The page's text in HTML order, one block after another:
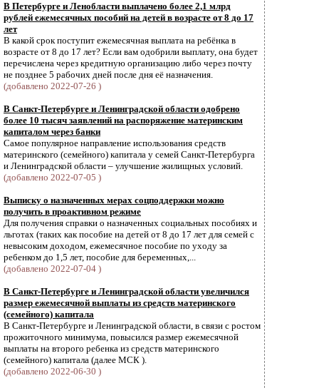
В Петербурге и Ленобласти выплачено более 2,1 млрд
рублей ежемесячных пособий на детей в возрасте от 8 до 17
лет
В какой срок поступит ежемесячная выплата на ребёнка в
возрасте от 8 до 17 лет? Если вам одобрили выплату, она будет
перечислена через кредитную организацию либо через почту
не позднее 5 рабочих дней после дня её назначения.
(добавлено 2022-07-26 )
В Санкт-Петербурге и Ленинградской области одобрено
более 10 тысяч заявлений на распоряжение материнским
капиталом через банки
Самое популярное направление использования средств
материнского (семейного) капитала у семей Санкт-Петербурга
и Ленинградской области – улучшение жилищных условий.
(добавлено 2022-07-05 )
Выписку о назначенных мерах соцподдержки можно
получить в проактивном режиме
Для получения справки о назначенных социальных пособиях и
льготах (таких как пособие на детей от 8 до 17 лет для семей с
невысоким доходом, ежемесячное пособие по уходу за
ребенком до 1,5 лет, пособие для беременных,...
(добавлено 2022-07-04 )
В Санкт-Петербурге и Ленинградской области увеличился
размер ежемесячной выплаты из средств материнского
(семейного) капитала
В Санкт-Петербурге и Ленинградской области, в связи с ростом
прожиточного минимума, повысился размер ежемесячной
выплаты на второго ребенка из средств материнского
(семейного) капитала (далее МСК ).
(добавлено 2022-06-30 )